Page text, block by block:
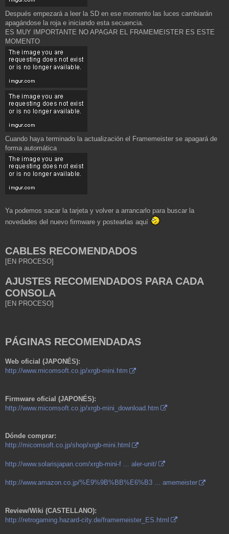
Después empezará a leer la SD en ese momento las luces cambiarán
apagándose la roja e iniciando esta secuencia.
ES MUY IMPORTANTE NO APAGAR EL FRAMEMEISTER ES ESTE
MOMENTO
Cuando haya terminado la actualización el Framemeister se apagará de
forma automática
Ya podemos sacar la tarjeta y volver a arrancarlo para buscar la
novedades del nuevo firmware y postearlas aquí
CABLES RECOMENDADOS
[EN PROCESO]
AJUSTES RECOMENDADOS PARA CADA
CONSOLA
[EN PROCESO]
PÁGINAS RECOMENDADAS
Web oficial (JAPONÉS):
http://www.micomsoft.co.jp/xrgb-mini.htm
Firmware oficial (JAPONÉS):
http://www.micomsoft.co.jp/xrgb-mini_download.htm
Dónde comprar:
http://micomsoft.co.jp/shop/xrgb-mini.html
http://www.solarisjapan.com/xrgb-mini-f ... aler-unit/
http://www.amazon.co.jp/%E9%9B%BB%E6%B3 ... amemeister
Review/Wiki (CASTELLANO):
http://retrogaming.hazard-city.de/framemeister_ES.html